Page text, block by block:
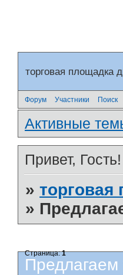
торговая площадка
Форум Участники Поиск
Активные
Привет, Гость!
»торговая
»
Предлагаем
Страница:1